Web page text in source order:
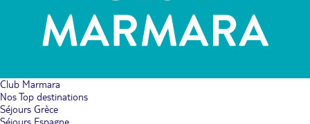
Club Marmara
Nos Top destinations
Séjours Grèce